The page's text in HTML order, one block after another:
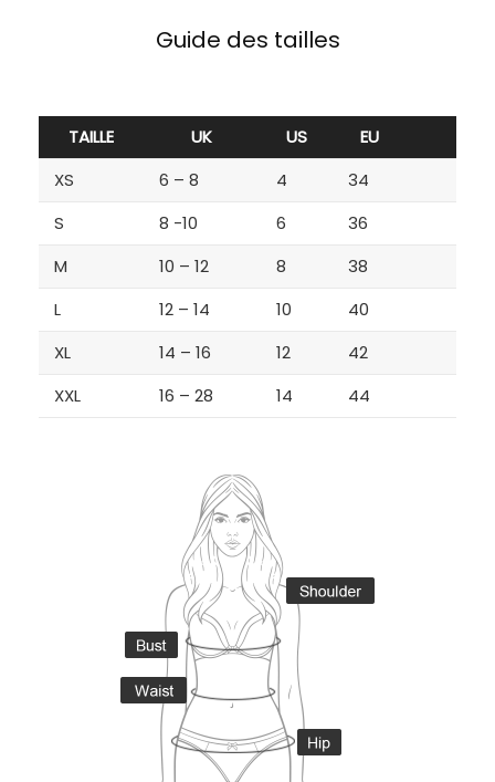
Guide des tailles
TAILLE UK US
EU
XS
6 – 8 4
34
S
8 -10 6
36
M
10 – 12 8
38
L
12 – 14 10
40
XL
14 – 16 12
42
XXL
16 – 28 14 44